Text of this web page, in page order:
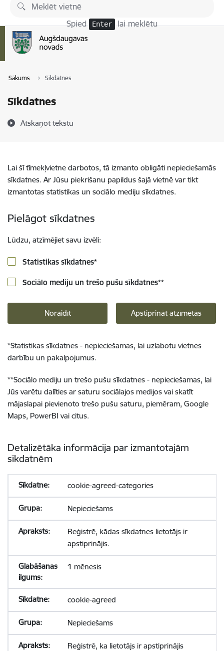
Pāriet uz lapas saturu
Spied Enter lai meklētu
Sākums Sīkdatnes
Sīkdatnes
Atskaņot tekstu
Lai šī tīmekļvietne darbotos, tā izmanto obligāti nepieciešamās
sīkdatnes. Ar Jūsu piekrišanu papildus šajā vietnē var tikt
izmantotas statistikas un sociālo mediju sīkdatnes.
Pielāgot sīkdatnes
Lūdzu, atzīmējiet savu izvēli:
Statistikas sīkdatnes*
Sociālo mediju un trešo pušu sīkdatnes**
Noraidīt Apstiprināt atzīmētās
*Statistikas sīkdatnes - nepieciešamas, lai uzlabotu vietnes
darbību un pakalpojumus.
**Sociālo mediju un trešo pušu sīkdatnes - nepieciešamas, lai
Jūs varētu dalīties ar saturu sociālajos medijos vai skatīt
mājaslapai pievienoto trešo pušu saturu, piemēram, Google
Maps, PowerBI vai citus.
Detalizētāka informācija par izmantotajām
sīkdatnēm
cookie-agreed-categories
Nepieciešams
Reģistrē, kādas sīkdatnes lietotājs ir
apstiprinājis.
1 mēnesis
cookie-agreed
Nepieciešams
Reģistrē, ka lietotājs ir apstiprinājis